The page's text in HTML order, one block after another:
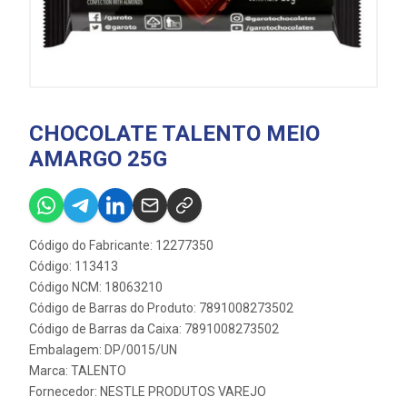
CHOCOLATE TALENTO MEIO
AMARGO 25G
Código do Fabricante: 12277350
Código: 113413
Código NCM: 18063210
Código de Barras do Produto: 7891008273502
Código de Barras da Caixa: 7891008273502
Embalagem: DP/0015/UN
Marca: TALENTO
Fornecedor: NESTLE PRODUTOS VAREJO